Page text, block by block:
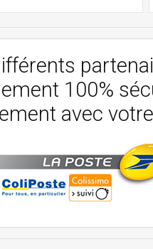
100%
avec